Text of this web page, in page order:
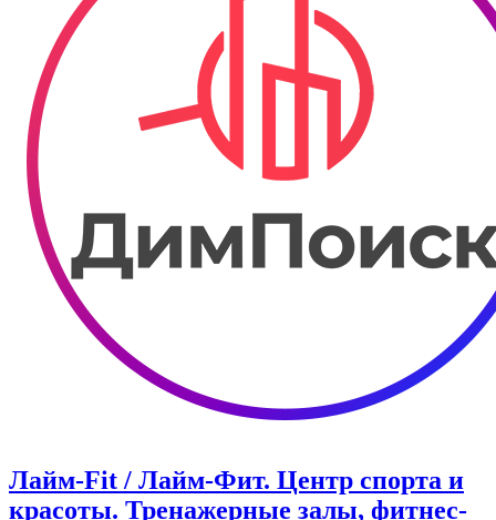
Лайм-Fit / Лайм-Фит. Центр спорта и
красоты. Тренажерные залы, фитнес-